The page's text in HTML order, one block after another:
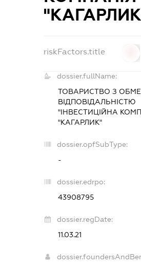
riskFactors.title
dossier.fullName:
ТОВАРИСТВО З
ВІДПОВІДАЛЬНІСТЮ
"ІНВЕСТИЦІЙНА
"КАГАРЛИК"
dossier.opfSubType:
-
dossier.edrpo:
43908795
dossier.regDate:
11.03.21